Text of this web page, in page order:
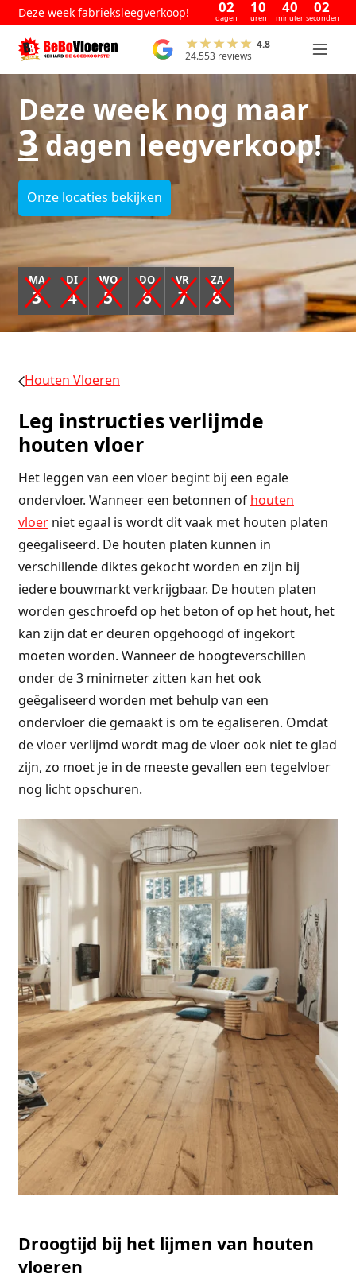
Deze week fabrieksleegverkoop! 02
dagen
10
uren
40
minuten
01
seconden
4.8
24.553 reviews
Deze week nog maar
3dagen leegverkoop!
Onze locaties bekijken
MA
3
DI
4
WO
5
DO
6
VR
7
ZA
8
Houten Vloeren
Leg instructies verlijmde
houten vloer
Het leggen van een vloer begint bij een egale
ondervloer. Wanneer een betonnen of houten
vloerniet egaal is wordt dit vaak met houten platen
geëgaliseerd. De houten platen kunnen in
verschillende diktes gekocht worden en zijn bij
iedere bouwmarkt verkrijgbaar. De houten platen
worden geschroefd op het beton of op het hout, het
kan zijn dat er deuren opgehoogd of ingekort
moeten worden. Wanneer de hoogteverschillen
onder de 3 minimeter zitten kan het ook
geëgaliseerd worden met behulp van een
ondervloer die gemaakt is om te egaliseren. Omdat
de vloer verlijmd wordt mag de vloer ook niet te glad
zijn, zo moet je in de meeste gevallen een tegelvloer
nog licht opschuren.
Droogtijd bij het lijmen van houten
vloeren